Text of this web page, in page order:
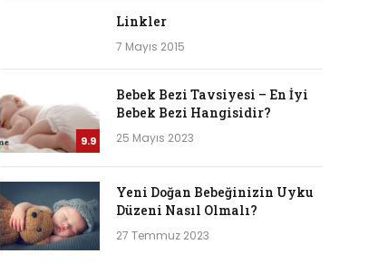
Linkler
7 Mayıs 2015
9.9
Bebek Bezi Tavsiyesi – En İyi
Bebek Bezi Hangisidir?
25 Mayıs 2023
Yeni Doğan Bebeğinizin Uyku
Düzeni Nasıl Olmalı?
27 Temmuz 2023